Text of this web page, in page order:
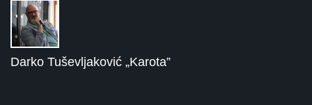
Darko Tuševljaković „Karota”